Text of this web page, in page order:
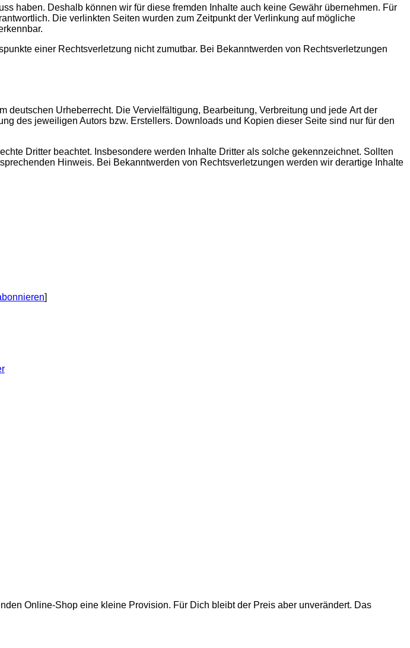
haben. Deshalb können wir für diese fremden Inhalte auch keine Gewähr übernehmen. Für
Die verlinkten Seiten wurden zum Zeitpunkt der Verlinkung auf mögliche
einer Rechtsverletzung nicht zumutbar. Bei Bekanntwerden von Rechtsverletzungen
Urheberrecht. Die Vervielfältigung, Bearbeitung, Verbreitung und jede Art der
des jeweiligen Autors bzw. Erstellers. Downloads und Kopien dieser Seite sind nur für den
Dritter beachtet. Insbesondere werden Inhalte Dritter als solche gekennzeichnet. Sollten
Hinweis. Bei Bekanntwerden von Rechtsverletzungen werden wir derartige Inhalte
Online-Shop eine kleine Provision. Für Dich bleibt der Preis aber unverändert. Das